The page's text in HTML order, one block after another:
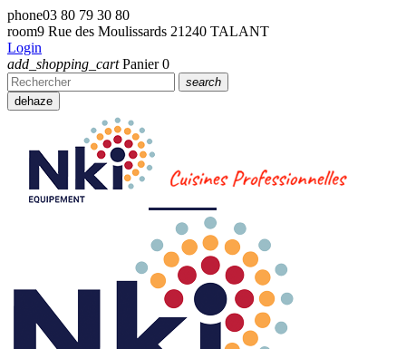
phone03 80 79 30 80
room9 Rue des Moulissards 21240 TALANT
Login
add_shopping_cart Panier 0
search
dehaze